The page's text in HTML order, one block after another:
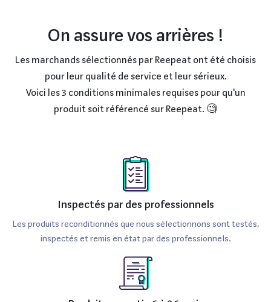
On assure vos arrières !
Les marchands sélectionnés par Reepeat ont été choisis
pour leur qualité de service et leur sérieux.
Voici les 3 conditions minimales requises pour qu'un
produit soit référencé sur Reepeat. 🧐
Inspectés par des professionnels
Les produits reconditionnés que nous sélectionnons sont testés,
inspectés et remis en état par des professionnels.